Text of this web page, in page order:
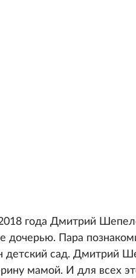
года Дмитрий
дочерью. Пара
детский сад. Дмитрий
мамой. И для всех